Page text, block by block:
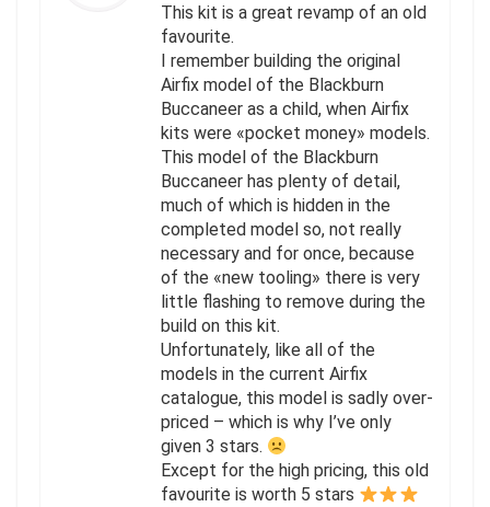
This kit is a great revamp of an old
favourite.
I remember building the original
Airfix model of the Blackburn
Buccaneer as a child, when Airfix
kits were «pocket money» models.
This model of the Blackburn
Buccaneer has plenty of detail,
much of which is hidden in the
completed model so, not really
necessary and for once, because
of the «new tooling» there is very
little flashing to remove during the
build on this kit.
Unfortunately, like all of the
models in the current Airfix
catalogue, this model is sadly over-
priced – which is why I’ve only
given 3 stars.
Except for the high pricing, this old
favourite is worth 5 stars